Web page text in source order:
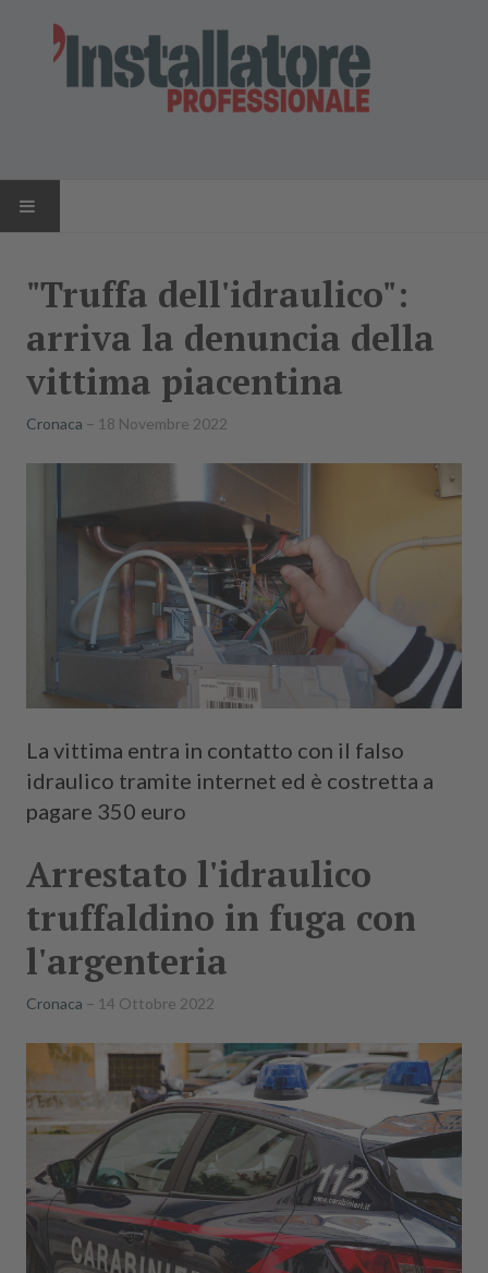
NEWS
AZIENDE
PRODOTTI
"Truffa dell'idraulico":
arriva la denuncia della
vittima piacentina
Cronaca 18 Novembre 2022
La vittima entra in contatto con il falso
idraulico tramite internet ed è costretta a
pagare 350 euro
Arrestato l'idraulico
truffaldino in fuga con
l'argenteria
Cronaca 14 Ottobre 2022